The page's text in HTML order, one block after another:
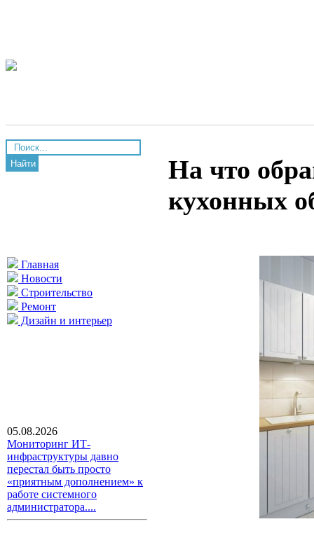
Найти
Главная
Новости
Строительство
Ремонт
Дизайн и интерьер
05.08.2026
Мониторинг ИТ-
инфраструктуры давно
перестал быть просто
«приятным дополнением» к
работе системного
администратора....
На что
кухонных